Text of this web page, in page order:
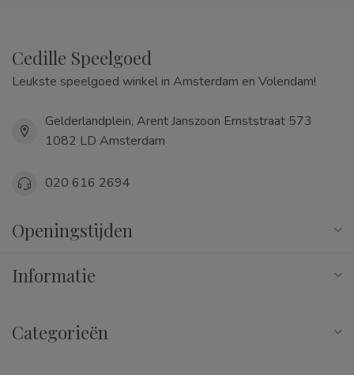
Cedille Speelgoed
Leukste speelgoed winkel in Amsterdam en Volendam!
Gelderlandplein, Arent Janszoon Ernststraat 573
1082 LD Amsterdam
020 616 2694
Openingstijden
Informatie
Categorieën